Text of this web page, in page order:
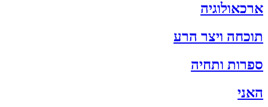
ארכאולוגיה
תוכחה ויצר הרע
ספרות ותחיה
האני